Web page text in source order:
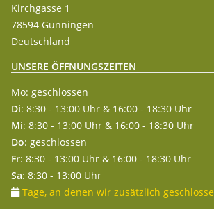
Kirchgasse 1
78594 Gunningen
Deutschland
UNSERE ÖFFNUNGSZEITEN
Mo: geschlossen
Di: 8:30 - 13:00 Uhr & 16:00 - 18:30 Uhr
Mi: 8:30 - 13:00 Uhr & 16:00 - 18:30 Uhr
Do: geschlossen
Fr: 8:30 - 13:00 Uhr & 16:00 - 18:30 Uhr
Sa: 8:30 - 13:00 Uhr
Tage, an denen wir zusätzlich